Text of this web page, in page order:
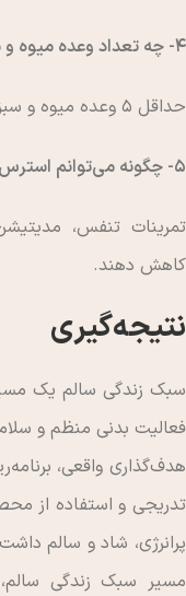
4- چه تعداد وعده میوه و سبزیجات کافی است؟
حداقل ۵ وعده میوه و سبزیجات متنوع در روز توصیه می‌شود.
5- چگونه می‌توانم استرس را سریع کاهش دهم؟
تمرینات تنفس،
کاهش دهند.
نتیجه‌گیری
سبک زندگی سالم یک
فعالیت بدنی منظم و
هدف‌گذاری واقعی،
تدریجی و استفاده از
پرانرژی، شاد و سالم
مسیر سبک زندگی